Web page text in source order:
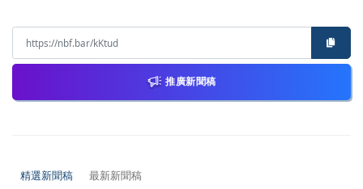
推廣新聞稿
精選新聞稿 最新新聞稿